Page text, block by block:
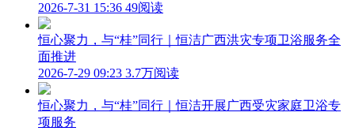
2026-7-31 15:36 49阅读
恒心聚力，与“桂”同行｜恒洁广西洪灾专项卫浴服务全
面推进
2026-7-29 09:23 3.7万阅读
恒心聚力，与“桂”同行｜恒洁开展广西受灾家庭卫浴专
项服务